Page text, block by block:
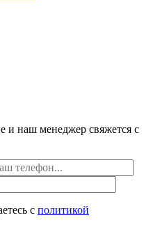
и наш менеджер свяжется с
с политикой